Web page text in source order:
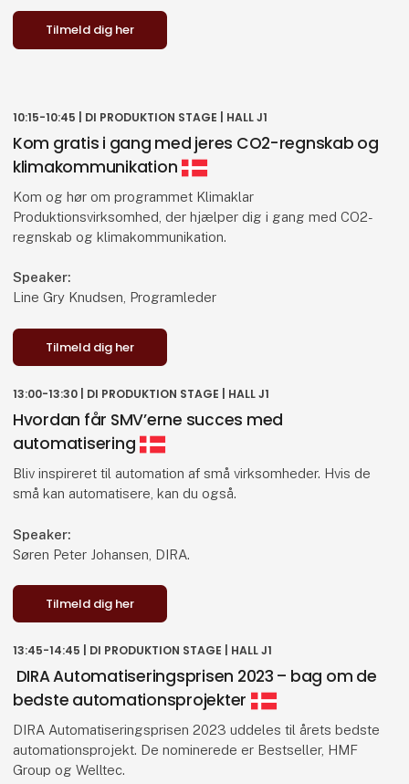
konkurrenceevne.
I dette indlæg vil Mikkel forsøge at give praksisnære
den danske produktionsindustri. Hør bl.a. om alternative
brugen af kvælstof som kølemiddel i CNC-processer og
meget mere.
Speaker:
Mikkel Meldgaard, ​Innovation Manager
Tilmeld dig her
Tilmeld dig her
10:15-10:45 | DI PRODUKTION STAGE | HALL J1
Kom gratis i gang med jeres CO2-regnskab og
klimakommunikation
Kom og hør om programmet Klimaklar
Produktionsvirksomhed, der hjælper dig i gang med CO2-
regnskab og klimakommunikation.
Speaker:
Line Gry Knudsen, Programleder
Tilmeld dig her
13:00-13:30 | DI PRODUKTION STAGE | HALL J1
Hvordan får SMV’erne succes med
automatisering
Bliv inspireret til automation af små virksomheder. Hvis de
små kan automatisere, kan du også.
Speaker:
Søren Peter Johansen, DIRA.
Tilmeld dig her
13:45-14:45 | DI PRODUKTION STAGE | HALL J1
DIRA Automatiseringsprisen 2023 – bag om de
bedste automationsprojekter
DIRA Automatiseringsprisen 2023 uddeles til årets bedste
automationsprojekt. De nominerede er Bestseller, HMF
Group og Welltec.